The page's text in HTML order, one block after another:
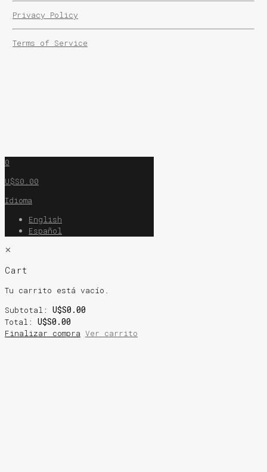
Privacy Policy
Terms of Service
0
U$S0.00
Idioma
English
Español
✕
Cart
Tu carrito está vacío.
Subtotal: U$S0.00
Total: U$S0.00
Finalizar compra Ver carrito